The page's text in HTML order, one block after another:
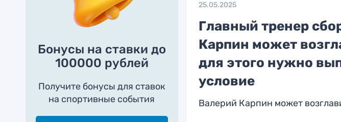
Бонусы на ставки до
100000 рублей
Получите бонусы для ставок
на спортивные события
25.05.2025
Главный тренер
Карпин может
для этого нужно
условие
Валерий Карпин может